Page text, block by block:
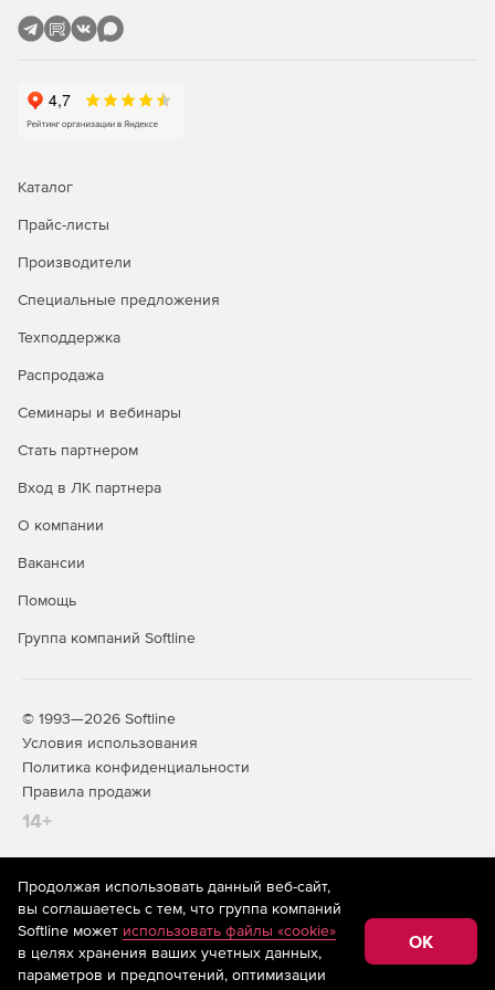
привилегированных клиентов к ИТ-активам с единой
консоли и с обеспечением полного разделения.
Каталог
Прайс-листы
Производители
Специальные предложения
Техподдержка
Распродажа
Семинары и вебинары
Стать партнером
Вход в ЛК партнера
О компании
Вакансии
Помощь
Группа компаний Softline
© 1993—2026 Softline
Условия использования
Политика конфиденциальности
Правила продажи
14+
На информационном ресурсе store.softline.ru применяются
рекомендательные технологии(информационные технологии
предоставления информации на основе сбора,
систематизации и анализа сведений, относящихся к
предпочтениям пользователей сети «Интернет»,
Продолжая использовать данный веб-сайт,
вы соглашаетесь с тем, что группа компаний
Softline может использовать файлы «cookie»
в целях хранения ваших учетных данных,
параметров и предпочтений, оптимизации
OK